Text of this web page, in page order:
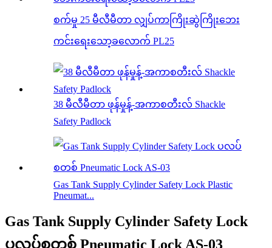
စက်မှု 25 မီလီမီတာ လျှပ်ကာကြိုးဆွဲကြိုးဘေး
ကင်းရေးသော့ခလောက် PL25
38 မီလီမီတာ ဖုန်မှုန့်-အကာစတီးလ် Shackle
Safety Padlock
Gas Tank Supply Cylinder Safety Lock Plastic
Pneumat...
Gas Tank Supply Cylinder Safety Lock
ပလပ်စတစ် Pneumatic Lock AS-03